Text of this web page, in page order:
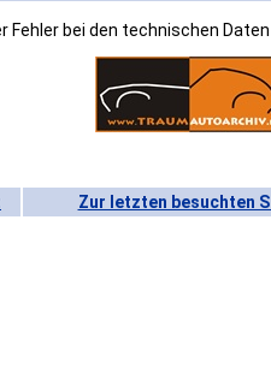
Fehler bei den technischen
Zur letzten besuchten